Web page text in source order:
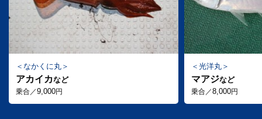
なかくに丸
アカイカなど
乗合／9,000円
光洋丸
マアジなど
乗合／8,000円